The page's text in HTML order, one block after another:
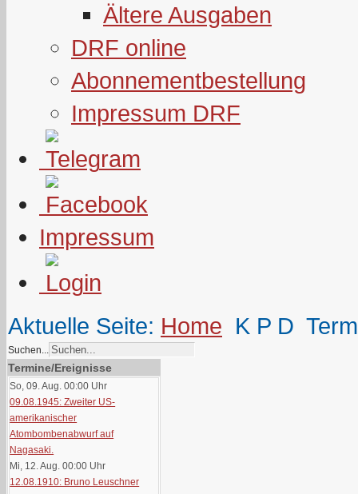
Ältere Ausgaben
DRF online
Abonnementbestellung
Impressum DRF
Impressum
Aktuelle Seite: Home K P D
Suchen...
Termine/Ereignisse
So, 09. Aug. 00:00 Uhr
09.08.1945: Zweiter US-
amerikanischer
Atombombenabwurf auf
Nagasaki.
Mi, 12. Aug. 00:00 Uhr
12.08.1910: Bruno Leuschner